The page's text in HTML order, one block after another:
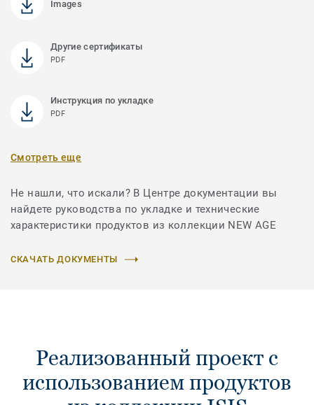
Images
Другие сертификаты
PDF
Инструкция по укладке
PDF
Смотреть еще
Не нашли, что искали? В Центре документации вы
найдете руководства по укладке и технические
характеристики продуктов из коллекции NEW AGE
СКАЧАТЬ ДОКУМЕНТЫ
Реализованный проект с
использованием продуктов